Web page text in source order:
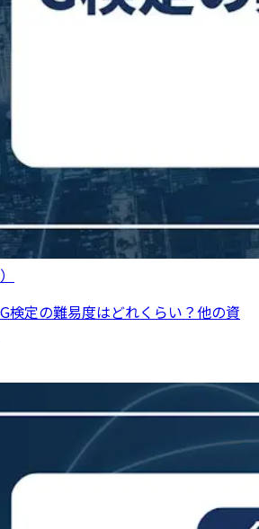
検定の難易度はどれくらい？他の資